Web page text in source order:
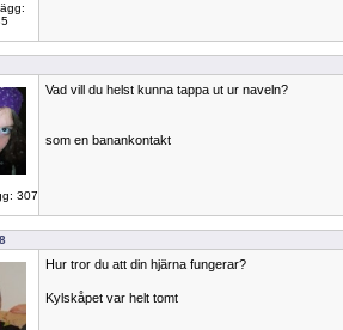
307
Vad vill du helst kunna tappa ut ur naveln?
som en banankontakt
Hur tror du att din hjärna fungerar?
Kylskåpet var helt tomt